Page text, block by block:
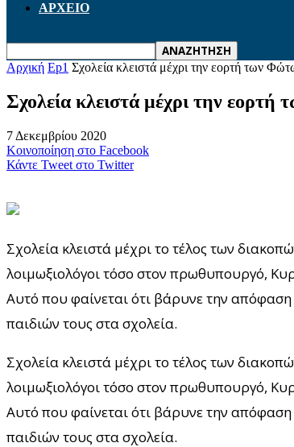
ΑΡΧΕΙΟ
Αρχική Ep1 Σχολεία κλειστά μέχρι την εορτή των
Σχολεία κλειστά μέχρι την
7 Δεκεμβρίου 2020
Κοινοποίηση στο Facebook
Κάντε Tweet στο Twitter
Σχολεία κλειστά μέχρι το τέλος των
λοιμωξιολόγοι τόσο στον πρωθυπουργό,
Αυτό που φαίνεται ότι βάρυνε την
παιδιών τους στα σχολεία.
Σχολεία κλειστά μέχρι το τέλος των
λοιμωξιολόγοι τόσο στον πρωθυπουργό,
Αυτό που φαίνεται ότι βάρυνε την
παιδιών τους στα σχολεία.